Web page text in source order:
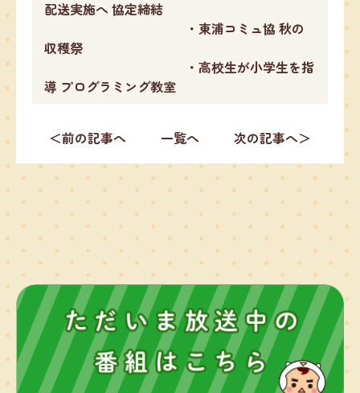
配送実施へ 協定締結
・東浦コミュ協 秋の
収穫祭
・高校生が小学生を指
導 プログラミング教室
＜前の記事へ 一覧へ 次の記事へ＞